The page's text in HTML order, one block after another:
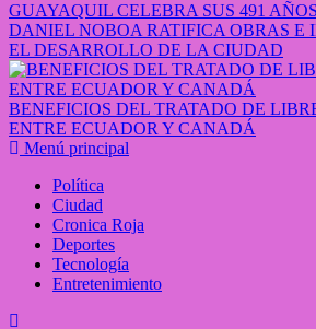
GUAYAQUIL CELEBRA SUS 491
DANIEL NOBOA RATIFICA OBRAS E
EL DESARROLLO DE LA CIUDAD
BENEFICIOS DEL TRATADO DE
ENTRE ECUADOR Y CANADÁ
Menú principal
Política
Ciudad
Cronica Roja
Deportes
Tecnología
Entretenimiento